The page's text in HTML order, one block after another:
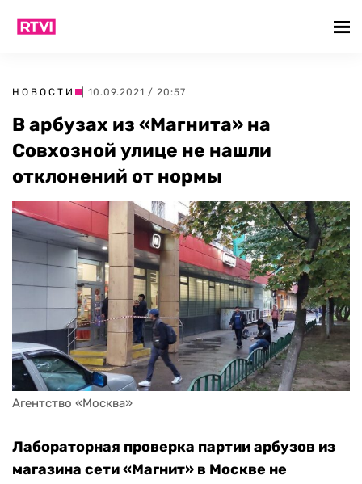
НОВОСТИ | 10.09.2021 / 20:57
В арбузах из «Магнита» на
Совхозной улице не нашли
отклонений от нормы
Агентство «Москва»
Лабораторная проверка партии арбузов из
магазина сети «Магнит» в Москве не